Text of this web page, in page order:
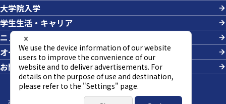
大学院入学
学生生活・キャリア
ニュース＆イベント
オープンキャンパス・説明会
お問い合わせ
本サイトについて 個人情報の取り扱い